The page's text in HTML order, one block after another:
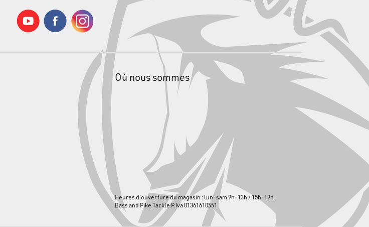
Où nous sommes
Heures d'ouverture du magasin : lun-sam 9h-13h / 15h-19h
Bass and Pike Tackle P.Iva 01361610551